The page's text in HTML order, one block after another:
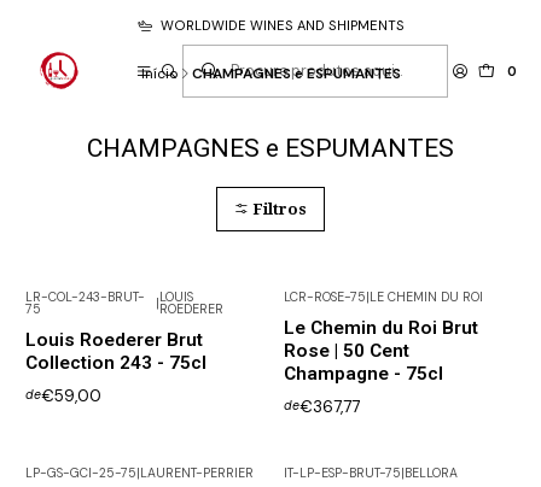
0
WORLDWIDE WINES AND SHIPMENTS
Início CHAMPAGNES e ESPUMANTES
CHAMPAGNES e ESPUMANTES
Filtros
LR-COL-243-BRUT-
75 |LOUIS
ROEDERER
Louis Roederer Brut
Collection 243 - 75cl
de€59,00
LCR-ROSE-75|LE CHEMIN DU ROI
Le Chemin du Roi Brut
Rose | 50 Cent
Champagne - 75cl
de€367,77
LP-GS-GCI-25-75 LAURENT-PERRIER IT-LP-ESP-BRUT-75 BELLORA